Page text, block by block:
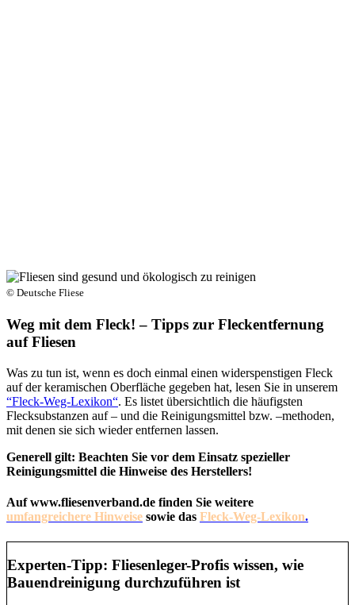
© Deutsche Fliese
Weg mit dem Fleck! – Tipps zur Fleckentfernung
auf Fliesen
Was zu tun ist, wenn es doch einmal einen widerspenstigen Fleck
auf der keramischen Oberfläche gegeben hat, lesen Sie in unserem
“Fleck-Weg-Lexikon“. Es listet übersichtlich die häufigsten
Flecksubstanzen auf – und die Reinigungsmittel bzw. –methoden,
mit denen sie sich wieder entfernen lassen.
Generell gilt: Beachten Sie vor dem Einsatz spezieller
Reinigungsmittel die Hinweise des Herstellers!
Auf www.fliesenverband.de finden Sie weitere
umfangreichere Hinweise sowie das Fleck-Weg-Lexikon.
Experten-Tipp: Fliesenleger-Profis wissen, wie
Bauendreinigung durchzuführen ist